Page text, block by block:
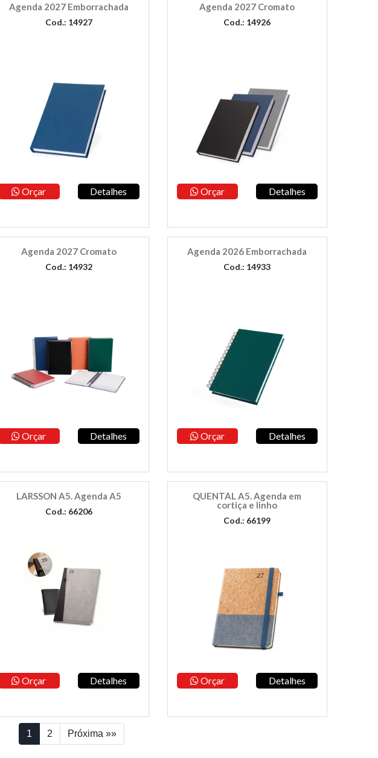
Agenda 2027 Emborrachada
Cod.: 14927
Orçar Detalhes
Agenda 2027 Cromato
Cod.: 14926
Orçar Detalhes
Agenda 2027 Cromato
Cod.: 14932
Orçar Detalhes
Agenda 2026 Emborrachada
Cod.: 14933
Orçar Detalhes
LARSSON A5. Agenda A5
Cod.: 66206
Orçar Detalhes
QUENTAL A5. Agenda em
cortiça e linho
Cod.: 66199
Orçar Detalhes
1 2 Próxima »»